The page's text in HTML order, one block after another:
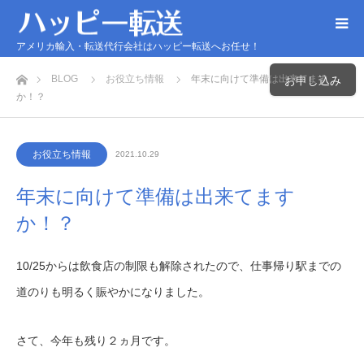
アメリカ輸入・転送代行会社はハッピー転送へお任せ！
お申し込み
ホームBLOG お役立ち情報
年末に向けて準備は出来てます
か！？
お役立ち情報 2021.10.29
年末に向けて準備は出来てます
か！？
10/25からは飲食店の制限も解除されたので、仕事帰り駅までの
道のりも明るく賑やかになりました。
さて、今年も残り２ヵ月です。